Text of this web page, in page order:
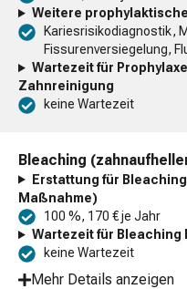
Weitere
Kariesrisikodiagnostik,
Fissurenversiegelung,
Wartezeit für
Zahnreinigung
keine Wartezeit
Bleaching
Erstattung für
Maßnahme)
100 %, 170 € je Jahr
Wartezeit für Bleaching
keine Wartezeit
Mehr Details anzeigen